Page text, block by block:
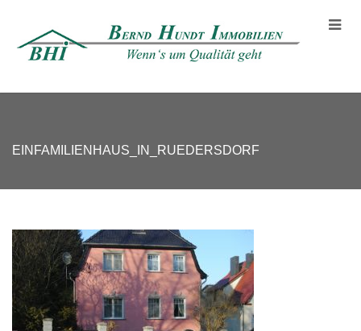
EINFAMILIENHAUS_IN_RUEDERSDORF